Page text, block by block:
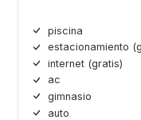
piscina
estacionamiento
internet (gratis)
ac
gimnasio
auto